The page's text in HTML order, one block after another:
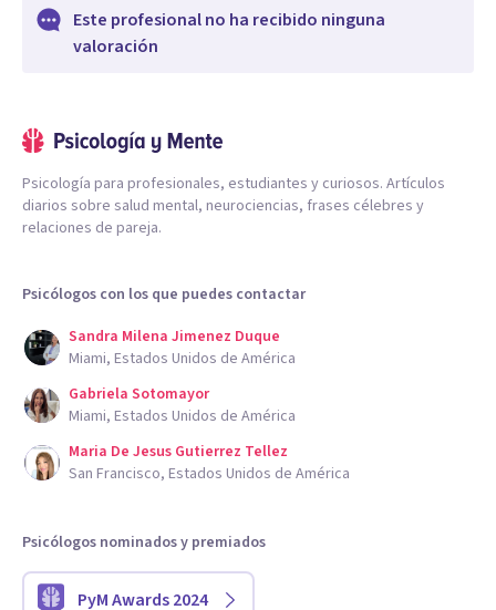
Este profesional no ha recibido ninguna
valoración
Psicología para profesionales, estudiantes y curiosos. Artículos
diarios sobre salud mental, neurociencias, frases célebres y
relaciones de pareja.
Psicólogos con los que puedes contactar
Sandra Milena Jimenez Duque
Miami, Estados Unidos de América
Gabriela Sotomayor
Miami, Estados Unidos de América
Maria De Jesus Gutierrez Tellez
San Francisco, Estados Unidos de América
Psicólogos nominados y premiados
PyM Awards 2024